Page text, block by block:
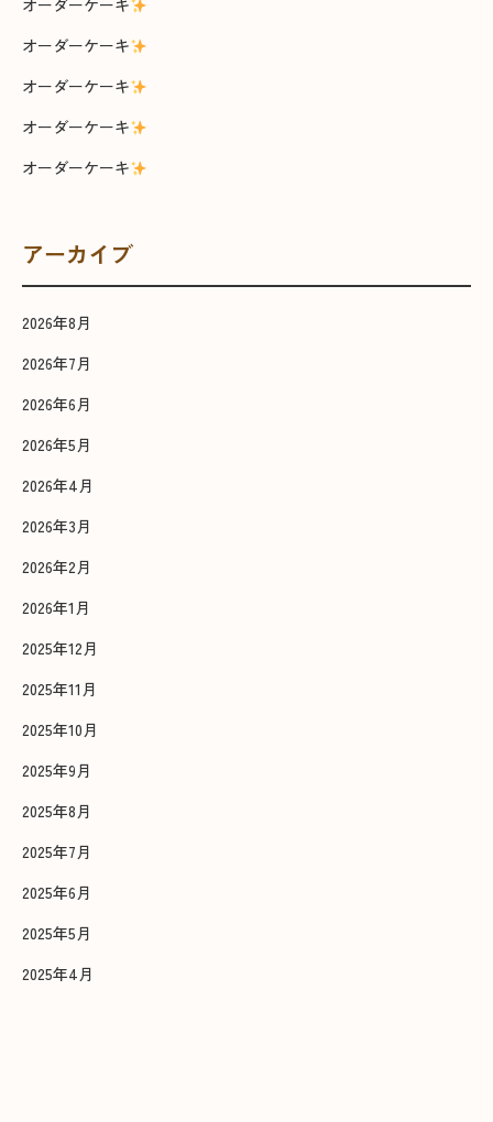
オーダーケーキ
オーダーケーキ
オーダーケーキ
オーダーケーキ
オーダーケーキ
アーカイブ
2026年8月
2026年7月
2026年6月
2026年5月
2026年4月
2026年3月
2026年2月
2026年1月
2025年12月
2025年11月
2025年10月
2025年9月
2025年8月
2025年7月
2025年6月
2025年5月
2025年4月